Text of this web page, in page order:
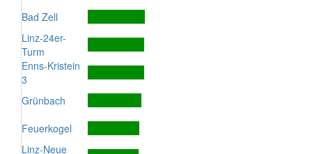
Bad Zell
Linz-24er-
Turm
Enns-Kristein
3
Grünbach
Feuerkogel
Linz-Neue